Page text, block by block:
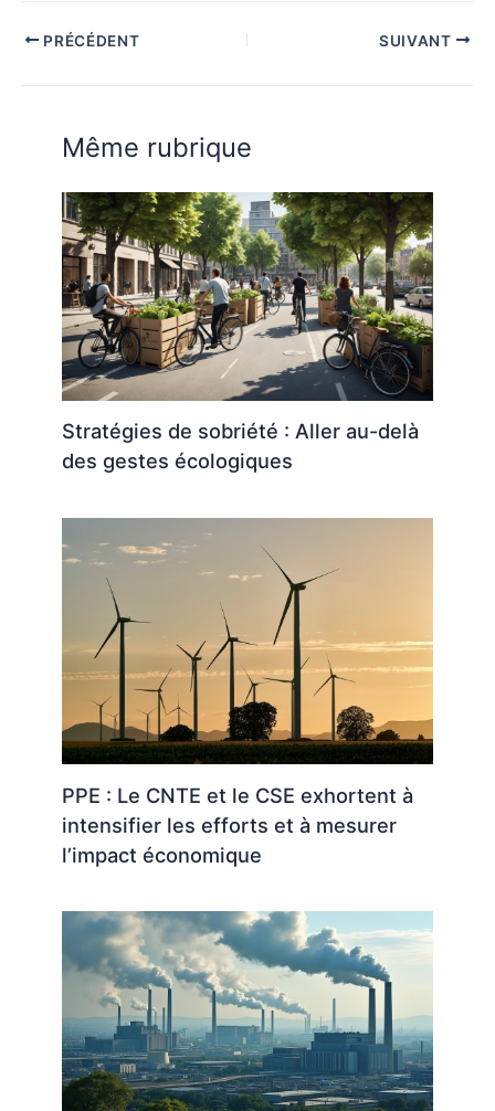
PRÉCÉDENT SUIVANT
Même rubrique
Stratégies de sobriété : Aller au-delà
des gestes écologiques
PPE : Le CNTE et le CSE exhortent à
intensifier les efforts et à mesurer
l’impact économique